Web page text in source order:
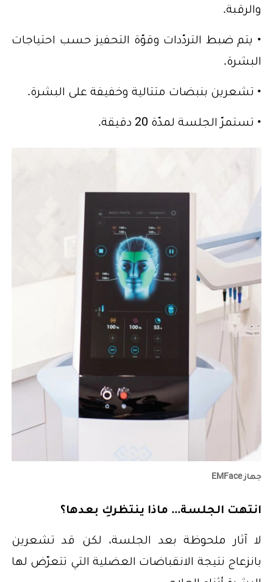
والرقبة.
• يتم ضبط التردّدات وقوّة التحفيز حسب احتياجات
البشرة.
• تشعرين بنبضات متتالية وخفيفة على البشرة.
• تستمرّ الجلسة لمدّة 20 دقيقة.
جهاز EMFace
انتهت الجلسة... ماذا ينتظركِ بعدها؟
لا آثار ملحوظة بعد الجلسة، لكن قد تشعرين
بانزعاج نتيجة الانقباضات العضلية التي تتعرّض لها